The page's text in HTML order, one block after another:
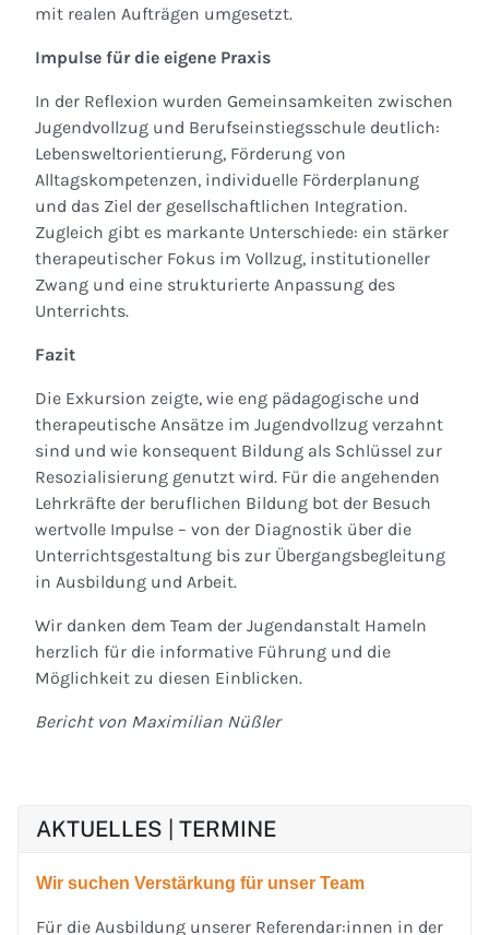
mit realen Aufträgen umgesetzt.
Impulse für die eigene Praxis
In der Reflexion wurden Gemeinsamkeiten zwischen
Jugendvollzug und Berufseinstiegsschule deutlich:
Lebensweltorientierung, Förderung von
Alltagskompetenzen, individuelle Förderplanung
und das Ziel der gesellschaftlichen Integration.
Zugleich gibt es markante Unterschiede: ein stärker
therapeutischer Fokus im Vollzug, institutioneller
Zwang und eine strukturierte Anpassung des
Unterrichts.
Fazit
Die Exkursion zeigte, wie eng pädagogische und
therapeutische Ansätze im Jugendvollzug verzahnt
sind und wie konsequent Bildung als Schlüssel zur
Resozialisierung genutzt wird. Für die angehenden
Lehrkräfte der beruflichen Bildung bot der Besuch
wertvolle Impulse – von der Diagnostik über die
Unterrichtsgestaltung bis zur Übergangsbegleitung
in Ausbildung und Arbeit.
Wir danken dem Team der Jugendanstalt Hameln
herzlich für die informative Führung und die
Möglichkeit zu diesen Einblicken.
Bericht von Maximilian Nüßler
AKTUELLES | TERMINE
Wir suchen Verstärkung für unser Team
Für die Ausbildung unserer Referendar:innen in der